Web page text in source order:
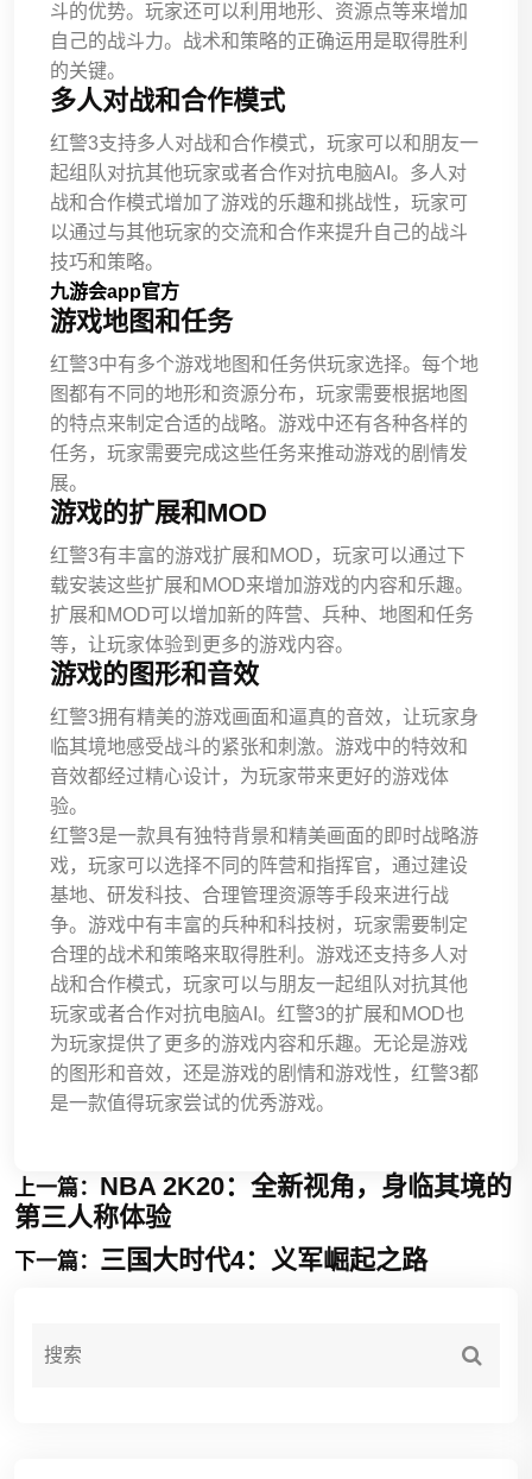
斗的优势。玩家还可以利用地形、资源点等来增加
自己的战斗力。战术和策略的正确运用是取得胜利
的关键。
多人对战和合作模式
红警3支持多人对战和合作模式，玩家可以和朋友一
起组队对抗其他玩家或者合作对抗电脑AI。多人对
战和合作模式增加了游戏的乐趣和挑战性，玩家可
以通过与其他玩家的交流和合作来提升自己的战斗
技巧和策略。
九游会app官方
游戏地图和任务
红警3中有多个游戏地图和任务供玩家选择。每个地
图都有不同的地形和资源分布，玩家需要根据地图
的特点来制定合适的战略。游戏中还有各种各样的
任务，玩家需要完成这些任务来推动游戏的剧情发
展。
游戏的扩展和MOD
红警3有丰富的游戏扩展和MOD，玩家可以通过下
载安装这些扩展和MOD来增加游戏的内容和乐趣。
扩展和MOD可以增加新的阵营、兵种、地图和任务
等，让玩家体验到更多的游戏内容。
游戏的图形和音效
红警3拥有精美的游戏画面和逼真的音效，让玩家身
临其境地感受战斗的紧张和刺激。游戏中的特效和
音效都经过精心设计，为玩家带来更好的游戏体
验。
红警3是一款具有独特背景和精美画面的即时战略游
戏，玩家可以选择不同的阵营和指挥官，通过建设
基地、研发科技、合理管理资源等手段来进行战
争。游戏中有丰富的兵种和科技树，玩家需要制定
合理的战术和策略来取得胜利。游戏还支持多人对
战和合作模式，玩家可以与朋友一起组队对抗其他
玩家或者合作对抗电脑AI。红警3的扩展和MOD也
为玩家提供了更多的游戏内容和乐趣。无论是游戏
的图形和音效，还是游戏的剧情和游戏性，红警3都
是一款值得玩家尝试的优秀游戏。
上一篇： NBA 2K20：全新视角，身临其境的
第三人称体验
下一篇： 三国大时代4：义军崛起之路